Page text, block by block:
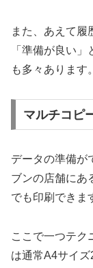
また、あえて履
「準備が良い」
も多々あります
マルチコピ
データの準備が
ブンの店舗にあ
でも印刷できま
ここで一つテク
は通常A4サイズ